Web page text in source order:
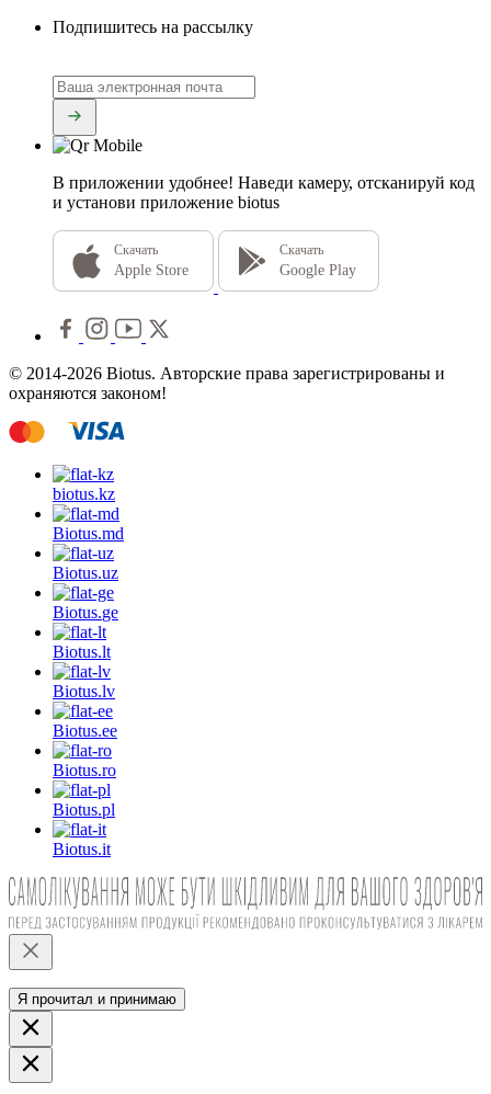
Подпишитесь на рассылку
В приложении удобнее! Наведи камеру, отсканируй код
и установи приложение biotus
Скачать
Apple Store
Скачать
Google Play
© 2014-2026 Biotus. Авторские права зарегистрированы и
охраняются законом!
biotus.kz
Biotus.md
Biotus.uz
Biotus.ge
Biotus.lt
Biotus.lv
Biotus.ee
Biotus.ro
Biotus.pl
Biotus.it
Я прочитал и принимаю